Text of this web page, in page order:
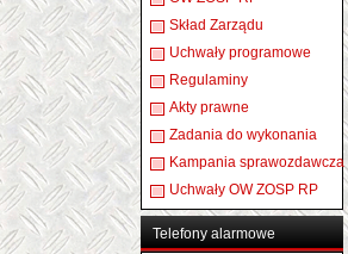
Skład Zarządu
Uchwały programowe
Regulaminy
Akty prawne
Zadania do wykonania
Kampania sprawozdawcza
Uchwały OW ZOSP RP
Telefony alarmowe